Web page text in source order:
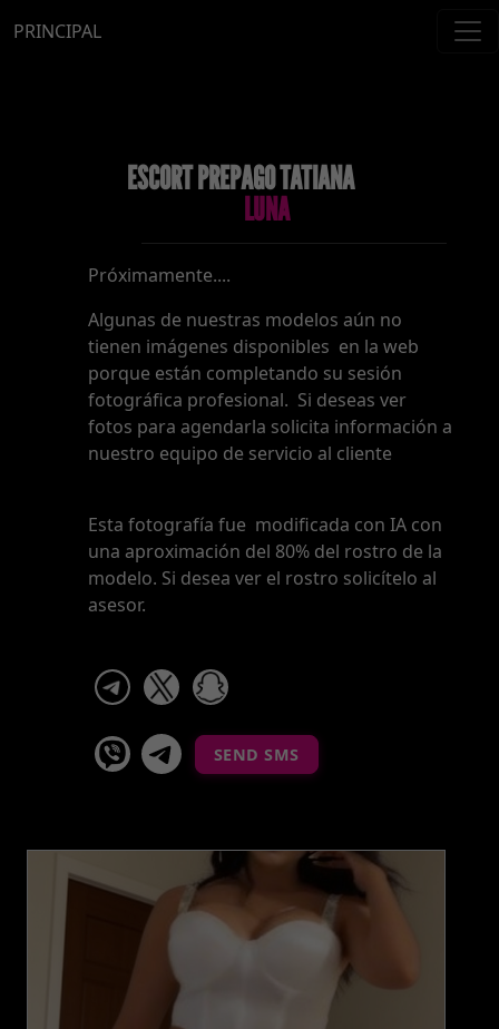
PRINCIPAL
ESCORT PREPAGO TATIANA
LUNA
Próximamente....
Algunas de nuestras modelos aún no
tienen imágenes disponibles en la web
porque están completando su sesión
fotográfica profesional. Si deseas ver
fotos para agendarla solicita información a
nuestro equipo de servicio al cliente
Esta fotografía fue modificada con IA con
una aproximación del 80% del rostro de la
modelo. Si desea ver el rostro solicítelo al
asesor.
telegram
viber Telegram La Celestina
SEND SMS